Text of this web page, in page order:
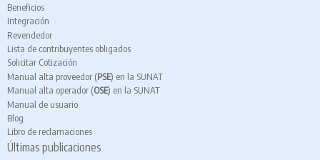
Beneficios
Integración
Revendedor
Lista de contribuyentes obligados
Solicitar Cotización
Manual alta proveedor (PSE) en la SUNAT
Manual alta operador (OSE) en la SUNAT
Manual de usuario
Blog
Libro de reclamaciones
Últimas publicaciones